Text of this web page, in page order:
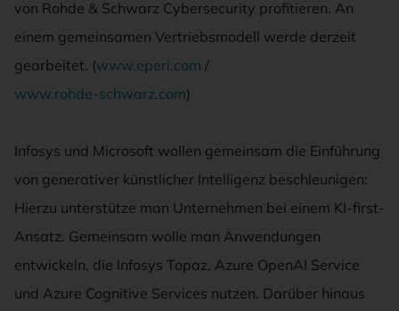
von Rohde & Schwarz Cybersecurity profitieren. An
einem gemeinsamen Vertriebsmodell werde derzeit
gearbeitet. (www.eperi.com /
www.rohde-schwarz.com)
Infosys und Microsoft wollen gemeinsam die Einführung
von generativer künstlicher Intelligenz beschleunigen:
Hierzu unterstütze man Unternehmen bei einem KI-first-
Ansatz. Gemeinsam wolle man Anwendungen
entwickeln, die Infosys Topaz, Azure OpenAI Service
und Azure Cognitive Services nutzen. Darüber hinaus